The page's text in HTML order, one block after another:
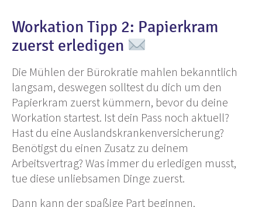
Workation Tipp 2: Papierkram
zuerst erledigen
Die Mühlen der Bürokratie mahlen bekanntlich
langsam, deswegen solltest du dich um den
Papierkram zuerst kümmern, bevor du deine
Workation startest. Ist dein Pass noch aktuell?
Hast du eine Auslandskrankenversicherung?
Benötigst du einen Zusatz zu deinem
Arbeitsvertrag? Was immer du erledigen musst,
tue diese unliebsamen Dinge zuerst.
Dann kann der spaßige Part beginnen.